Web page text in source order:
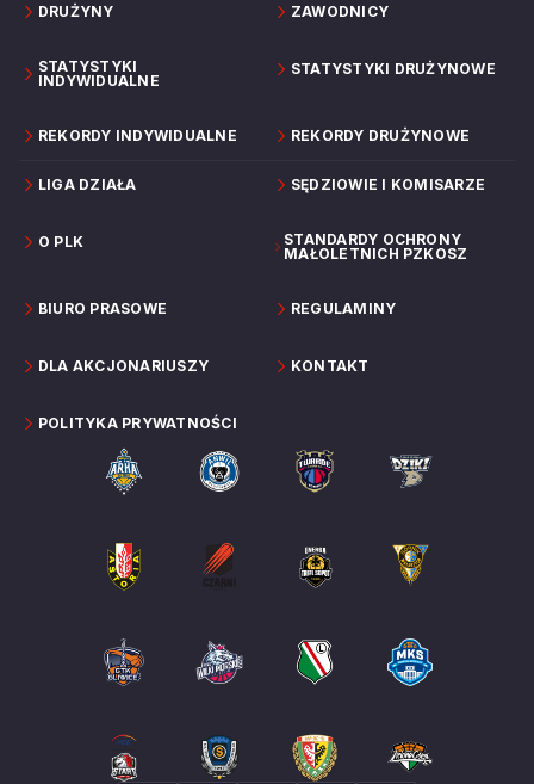
DRUŻYNY ZAWODNICY
STATYSTYKI
INDYWIDUALNE
STATYSTYKI DRUŻYNOWE
REKORDY INDYWIDUALNE REKORDY DRUŻYNOWE
LIGA DZIAŁA SĘDZIOWIE I KOMISARZE
O PLK
STANDARDY OCHRONY
MAŁOLETNICH PZKOSZ
BIURO PRASOWE REGULAMINY
DLA AKCJONARIUSZY KONTAKT
POLITYKA PRYWATNOŚCI